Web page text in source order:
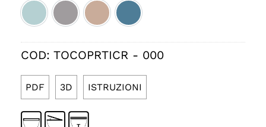
Ice satinato cod.037
Fumo satinato cod.038
Rosa lucido cod.039
Denim lucido cod.040
COD: TOCOPRTICR - 000
PDF 3D ISTRUZIONI